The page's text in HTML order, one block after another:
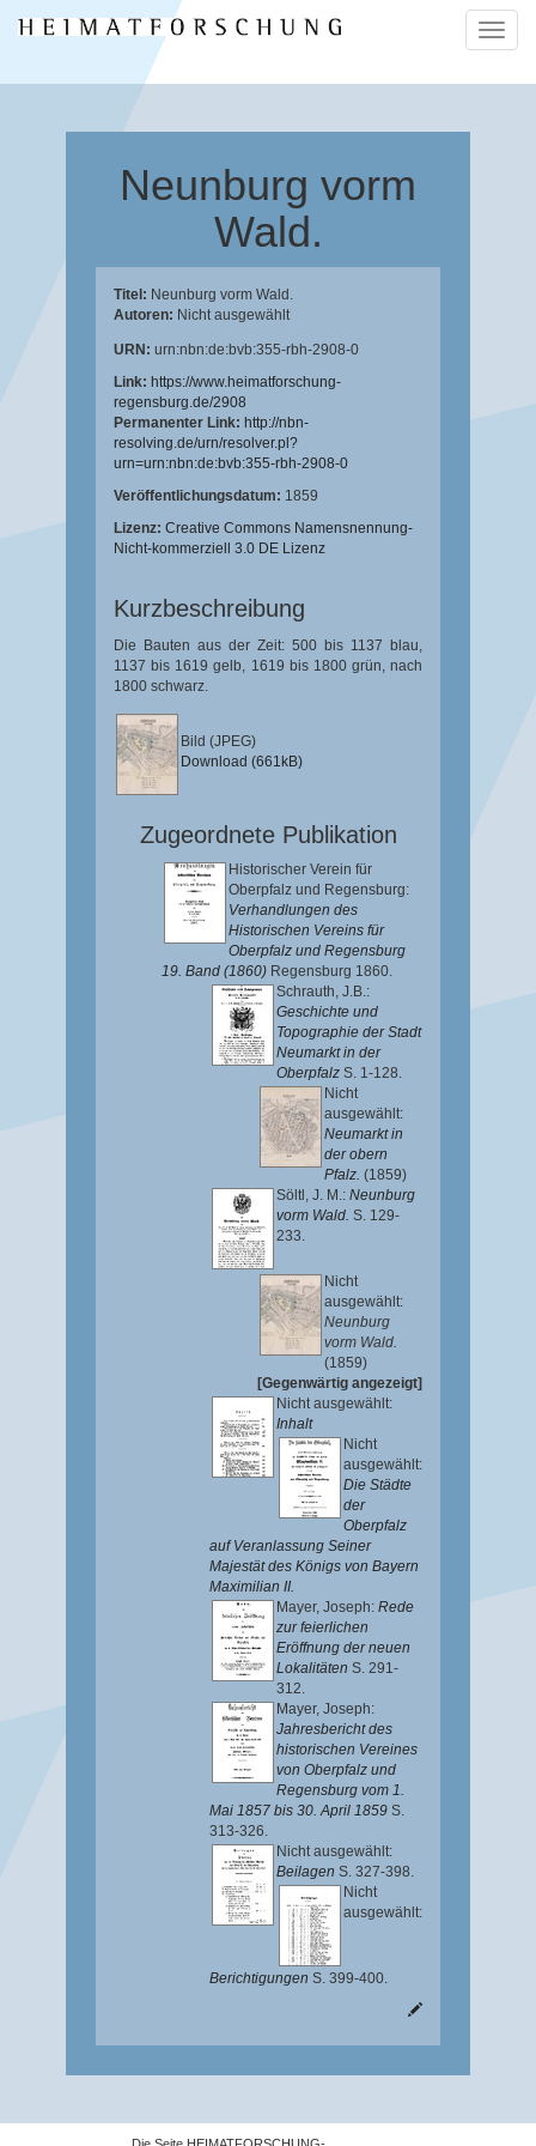
ein-/
Neunburg vorm
Wald.
Titel: Neunburg vorm Wald.
Autoren: Nicht ausgewählt
URN: urn:nbn:de:bvb:355-rbh-2908-0
Link: https://www.heimatforschung-
regensburg.de/2908
Permanenter Link: http://nbn-
resolving.de/urn/resolver.pl?
urn=urn:nbn:de:bvb:355-rbh-2908-0
Veröffentlichungsdatum: 1859
Lizenz: Creative Commons Namensnennung-
Nicht-kommerziell 3.0 DE Lizenz
Kurzbeschreibung
Die Bauten aus der Zeit: 500 bis 1137 blau,
1137 bis 1619 gelb, 1619 bis 1800 grün, nach
1800 schwarz.
Bild (JPEG)
Download (661kB)
Zugeordnete Publikation
Historischer Verein für
Oberpfalz und Regensburg:
Verhandlungen des
Historischen Vereins für
Oberpfalz und Regensburg
19. Band (1860) Regensburg 1860.
Schrauth, J.B.:
Geschichte und
Topographie der Stadt
Neumarkt in der
Oberpfalz S. 1-128.
Nicht
ausgewählt:
Neumarkt in
der obern
Pfalz. (1859)
Söltl, J. M.: Neunburg
vorm Wald. S. 129-
233.
Nicht
ausgewählt:
Neunburg
vorm Wald.
(1859)
[Gegenwärtig angezeigt]
Nicht ausgewählt:
Inhalt
Nicht
ausgewählt:
Die Städte
der
Oberpfalz
auf Veranlassung Seiner
Majestät des Königs von Bayern
Maximilian II.
Mayer, Joseph: Rede
zur feierlichen
Eröffnung der neuen
Lokalitäten S. 291-
312.
Mayer, Joseph:
Jahresbericht des
historischen Vereines
von Oberpfalz und
Regensburg vom 1.
Mai 1857 bis 30. April 1859 S.
313-326.
Nicht ausgewählt:
Beilagen S. 327-398.
Nicht
ausgewählt:
Berichtigungen S. 399-400.